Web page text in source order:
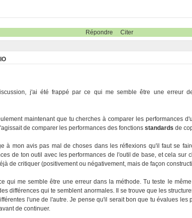
Répondre Citer
j'ai été frappé par ce qui me semble être une erreur
maintenant que tu cherches à comparer les performances
de comparer les performances des fonctionsstandards de
à mon avis pas mal de choses dans les réflexions qu'il faut se
de ton outil avec les performances de l'outil de base, et cela sur
de critiquer (positivement ou négativement, mais de façon
qui me semble être une erreur dans la méthode. Tu teste le
différences qui te semblent anormales. Il se trouve que les
l'une de l'autre. Je pense qu'il serait bon que tu évalues les
de continuer.